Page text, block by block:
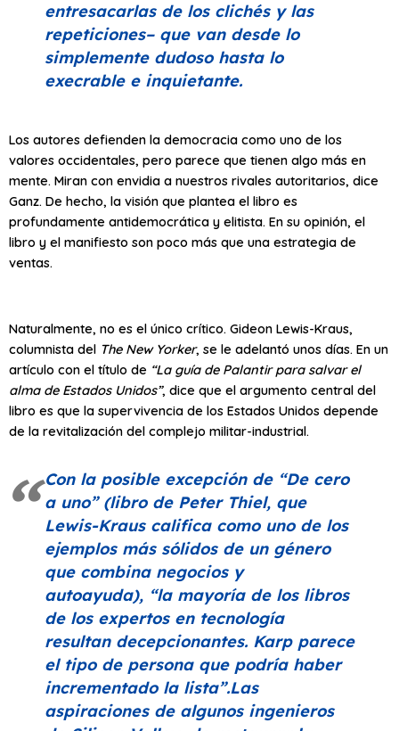
entresacarlas de los clichés y las
repeticiones­– que van desde lo
simplemente dudoso hasta lo
execrable e inquietante.
Los autores defienden la democracia como uno de los
valores occidentales, pero parece que tienen algo más en
mente. Miran con envidia a nuestros rivales autoritarios, dice
Ganz. De hecho, la visión que plantea el libro es
profundamente antidemocrática y elitista. En su opinión, el
libro y el manifiesto son poco más que una estrategia de
ventas.
Naturalmente, no es el único crítico. Gideon Lewis-Kraus,
columnista del The New Yorker, se le adelantó unos días. En un
artículo con el título de “La guía de Palantir para salvar el
alma de Estados Unidos”, dice que el argumento central del
libro es que la supervivencia de los Estados Unidos depende
de la revitalización del complejo militar-industrial.
Con la posible excepción de “De cero
a uno”(libro de Peter Thiel, que
Lewis-Kraus califica como uno de los
ejemplos más sólidos de un género
que combina negocios y
autoayuda), “la mayoría de los libros
de los expertos en tecnología
resultan decepcionantes. Karp parece
el tipo de persona que podría haber
incrementado la lista”.Las
aspiraciones de algunos ingenieros